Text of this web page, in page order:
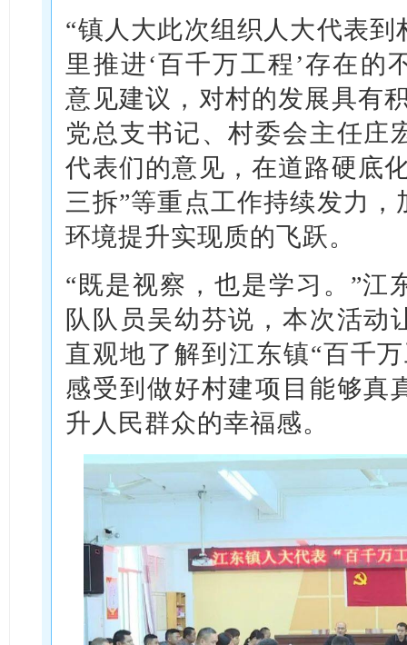
“镇人大此次组织人大代表
里推进‘百千万工程’存在的
意见建议，对村的发展具有
党总支书记、村委会主任庄
代表们的意见，在道路硬底
三拆”等重点工作持续发力
环境提升实现质的飞跃。
“既是视察，也是学习。”江
队队员吴幼芬说，本次活动
直观地了解到江东镇“百千
感受到做好村建项目能够真
升人民群众的幸福感。